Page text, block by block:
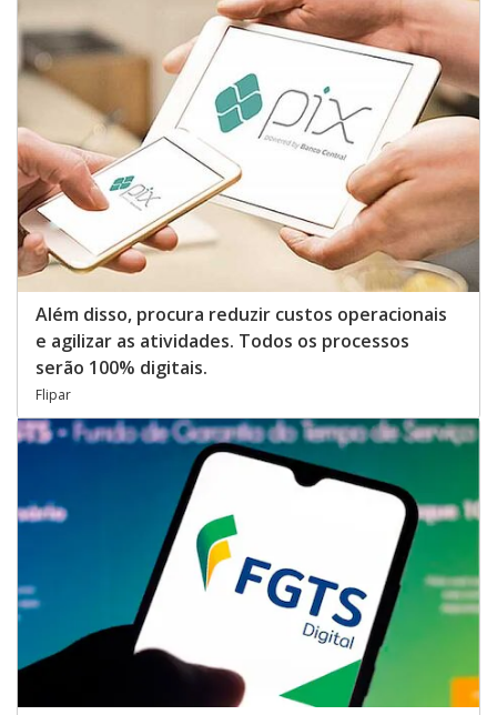
Além disso, procura reduzir custos operacionais
e agilizar as atividades. Todos os processos
serão 100% digitais.
Flipar